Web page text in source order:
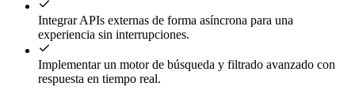
Integrar APIs externas de forma asíncrona para una
experiencia sin interrupciones.
Implementar un motor de búsqueda y filtrado avanzado con
respuesta en tiempo real.